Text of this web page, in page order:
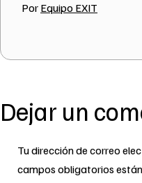
Por Equipo EXIT
Dejar un
Tu dirección de correo
campos obligatorios